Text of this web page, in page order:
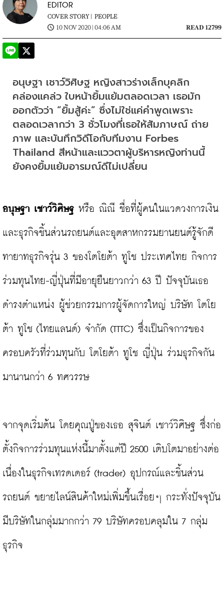
EDITOR
COVER STORY | PEOPLE
10 NOV 2020 | 04:06 AM
READ 12799
อนุษฐา เชาว์วิศิษฐ หญิงสาวร่างเล็กบุคลิก
คล่องแคล่ว ใบหน้ายิ้มแย้มตลอดเวลา เธอมัก
ออกตัวว่า “ยิ้มสู้ค่ะ” ซึ่งไม่ใช่แค่คำพูดเพราะ
ตลอดเวลากว่า 3 ชั่วโมงที่เธอให้สัมภาษณ์ ถ่าย
ภาพ และบันทึกวิดีโอกับทีมงาน Forbes
Thailand สีหน้าและแววตาผู้บริหารหญิงท่านนี้
ยังคงยิ้มแย้มอารมณ์ดีไม่เปลี่ยน
อนุษฐา เชาว์วิศิษฐ หรือ ณิณี ชื่อที่ผู้คนในแวดวงการเงิน
และธุรกิจชิ้นส่วนรถยนต์และอุตสาหกรรมยานยนต์รู้จักดี
ทายาทธุรกิจรุ่น 3 ของโตโยต้า ทูโช ประเทศไทย กิจการ
ร่วมทุนไทย-ญี่ปุ่นที่มีอายุยืนยาวกว่า 63 ปี ปัจจุบันเธอ
ดำรงตำแหน่ง ผู้ช่วยกรรมการผู้จัดการใหญ่ บริษัท โตโย
ต้า ทูโช (ไทยแลนด์) จำกัด (TTTC) ซึ่งเป็นกิจการของ
ครอบครัวที่ร่วมทุนกับ โตโยต้า ทูโช ญี่ปุ่น ร่วมธุรกิจกัน
มานานกว่า 6 ทศวรรษ
จากจุดเริ่มต้น โดยคุณปู่ของเธอ สุจินต์ เชาว์วิศิษฐ ซึ่งก่อ
ตั้งกิจการร่วมทุนแห่งนี้มาตั้งแต่ปี 2500 เติบโตมาอย่างต่อ
เนื่องในธุรกิจเทรดเดอร์ (trader) อุปกรณ์และชิ้นส่วน
รถยนต์ ขยายไลน์สินค้าใหม่เพิ่มขึ้นเรื่อยๆ กระทั่งปัจจุบัน
มีบริษัทในกลุ่มมากกว่า 79 บริษัทครอบคลุมใน 7 กลุ่ม
ธุรกิจ